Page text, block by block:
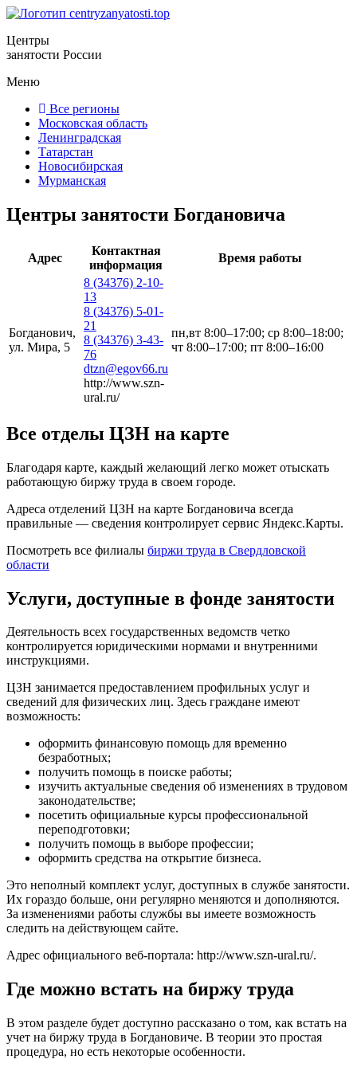
Центры
занятости России
Меню
Все регионы
Московская область
Ленинградская
Татарстан
Новосибирская
Мурманская
Центры занятости Богдановича
Адрес
Контактная
информация
Время работы
Богданович,
ул. Мира, 5
8 (34376) 2-10-
13
8 (34376) 5-01-
21
8 (34376) 3-43-
76
dtzn@egov66.ru
http://www.szn-
ural.ru/
пн,вт 8:00–17:00; ср 8:00–18:00;
чт 8:00–17:00; пт 8:00–16:00
Все отделы ЦЗН на карте
Благодаря карте, каждый желающий легко может отыскать
работающую биржу труда в своем городе.
Адреса отделений ЦЗН на карте Богдановича всегда
правильные — сведения контролирует сервис Яндекс.Карты.
Посмотреть все филиалы биржи труда в Свердловской
области
Услуги, доступные в фонде занятости
Деятельность всех государственных ведомств четко
контролируется юридическими нормами и внутренними
инструкциями.
ЦЗН занимается предоставлением профильных услуг и
сведений для физических лиц. Здесь граждане имеют
возможность:
оформить финансовую помощь для временно
безработных;
получить помощь в поиске работы;
изучить актуальные сведения об изменениях в трудовом
законодательстве;
посетить официальные курсы профессиональной
переподготовки;
получить помощь в выборе профессии;
оформить средства на открытие бизнеса.
Это неполный комплект услуг, доступных в службе занятости.
Их гораздо больше, они регулярно меняются и дополняются.
За изменениями работы службы вы имеете возможность
следить на действующем сайте.
Адрес официального веб-портала: http://www.szn-ural.ru/.
Где можно встать на биржу труда
В этом разделе будет доступно рассказано о том, как встать на
учет на биржу труда в Богдановиче. В теории это простая
процедура, но есть некоторые особенности.